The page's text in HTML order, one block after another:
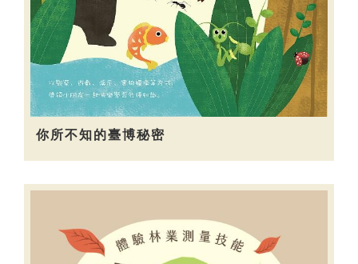
你所不知的臺博秘密